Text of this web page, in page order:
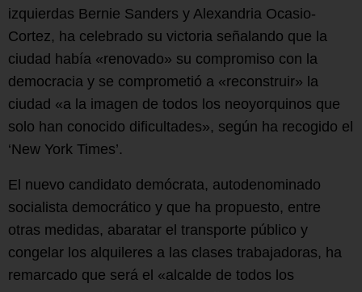
izquierdas Bernie Sanders y Alexandria Ocasio-
Cortez, ha celebrado su victoria señalando que la
ciudad había «renovado» su compromiso con la
democracia y se comprometió a «reconstruir» la
ciudad «a la imagen de todos los neoyorquinos que
solo han conocido dificultades», según ha recogido el
‘New York Times’.
El nuevo candidato demócrata, autodenominado
socialista democrático y que ha propuesto, entre
otras medidas, abaratar el transporte público y
congelar los alquileres a las clases trabajadoras, ha
remarcado que será el «alcalde de todos los